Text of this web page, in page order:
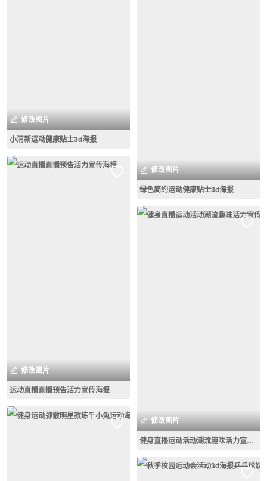
修改图片
小清新运动健康贴士3d海报
修改图片
运动直播直播预告活力宣传海报
修改图片
绿色简约运动健康贴士3d海报
修改图片
健身直播运动活动潮流趣味活力宣传海报